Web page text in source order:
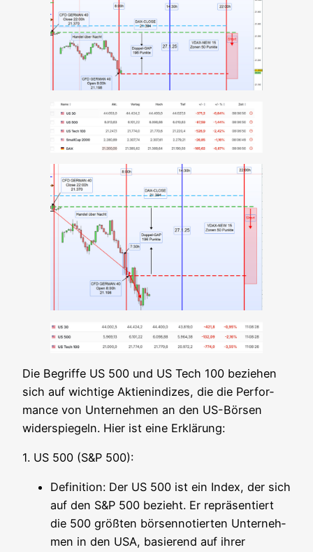
Die Begrif­fe US 500 und US Tech 100 bezie­hen
sich auf wich­ti­ge Akti­en­in­di­zes, die die Per­for­
mance von Unter­neh­men an den US-Bör­sen
wider­spie­geln. Hier ist eine Erklärung:
1. US 500 (S&P 500):
Defi­ni­ti­on: Der US 500 ist ein Index, der sich
auf den S&P 500 bezieht. Er reprä­sen­tiert
die 500 größ­ten bör­sen­no­tier­ten Unter­neh­
men in den USA, basie­rend auf ihrer